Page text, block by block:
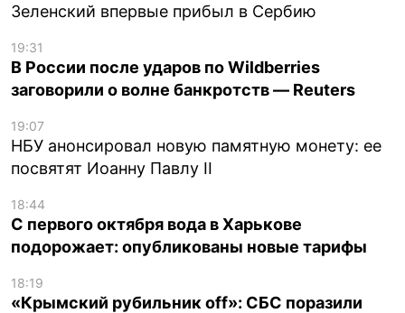
Зеленский впервые прибыл в Сербию
19:31
В России после ударов по Wildberries
заговорили о волне банкротств — Reuters
19:07
НБУ анонсировал новую памятную монету: ее
посвятят Иоанну Павлу II
18:44
С первого октября вода в Харькове
подорожает: опубликованы новые тарифы
18:19
«Крымский рубильник off»: СБС поразили